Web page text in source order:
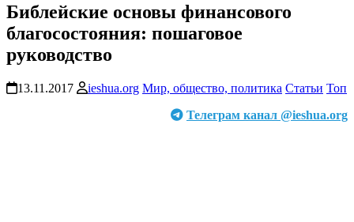
Библейские основы финансового
благосостояния: пошаговое
руководство
13.11.2017 ieshua.org Мир, общество, политика Статьи Топ
Телеграм канал @ieshua.org